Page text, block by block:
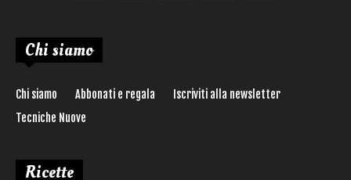
Chi siamo
Chi siamo Abbonati e regala
Iscriviti alla newsletter
Tecniche Nuove
Ricette